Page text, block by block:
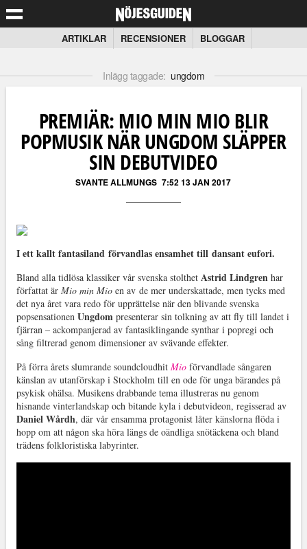
ARTIKLAR RECENSIONER BLOGGAR
Inlägg taggade: ungdom
PREMIÄR: MIO MIN MIO BLIR
POPMUSIK NÄR UNGDOM SLÄPPER
SIN DEBUTVIDEO
SVANTE ALLMUNGS 7:52 13 JAN 2017
I ett kallt fantasiland förvandlas ensamhet till dansant eufori.
Bland alla tidlösa klassiker vår svenska stolthet Astrid Lindgrenhar
författat är Mio min Mioen av de mer underskattade, men tycks med
det nya året vara redo för upprättelse när den blivande svenska
popsensationen Ungdompresenterar sin tolkning av att fly till landet i
fjärran – ackompanjerad av fantasiklingande synthar i popregi och
sång filtrerad genom dimensioner av svävande effekter.
På förra årets slumrande soundcloudhit Mioförvandlade sångaren
känslan av utanförskap i Stockholm till en ode för unga bärandes på
psykisk ohälsa. Musikens drabbande tema illustreras nu genom
hisnande vinterlandskap och bitande kyla i debutvideon, regisserad av
Daniel Wårdh, där vår ensamma protagonist låter känslorna flöda i
hopp om att någon ska höra längs de oändliga snötäckena och bland
trädens folkloristiska labyrinter.